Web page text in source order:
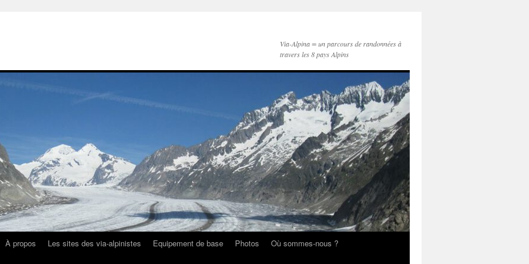
Via-Alpina = un parcours de randonnées à
travers les 8 pays Alpins
À propos Les sites des via-alpinistes Equipement de base Photos
Où sommes-nous ?